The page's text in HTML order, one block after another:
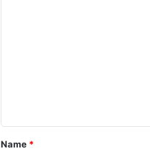
Name *